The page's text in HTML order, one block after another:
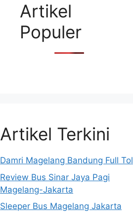
Artikel
Populer
Artikel Terkini
Damri Magelang Bandung Full Tol
Review Bus Sinar Jaya Pagi
Magelang-Jakarta
Sleeper Bus Magelang Jakarta